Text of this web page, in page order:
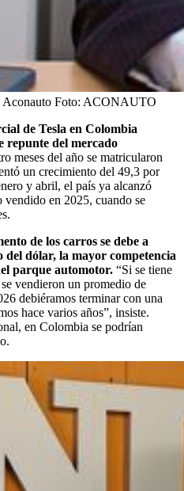
Aconauto Foto: ACONAUTO
de Tesla en Colombia
repunte del mercado
meses del año se matricularon
un crecimiento del 49,3 por
y abril, el país ya alcanzó
en 2025, cuando se
de los carros se debe a
del dólar, la mayor competencia
parque automotor. “Si se tiene
vendieron un promedio de
debiéramos terminar con una
hace varios años”, insiste.
en Colombia se podrían